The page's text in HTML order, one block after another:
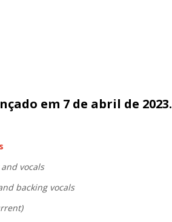
em 7 de abril de 2023.
vocals
backing vocals